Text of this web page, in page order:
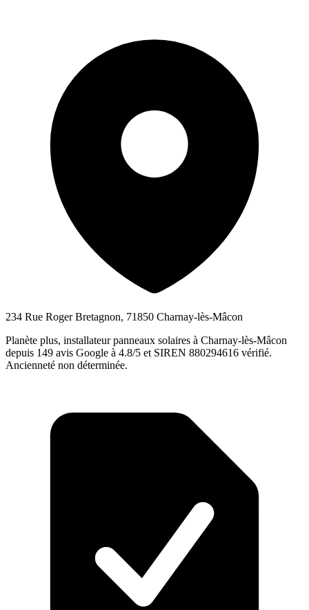
234 Rue Roger Bretagnon, 71850 Charnay-lès-Mâcon
Planète plus, installateur panneaux solaires à Charnay-lès-Mâcon
depuis 149 avis Google à 4.8/5 et SIREN 880294616 vérifié.
Ancienneté non déterminée.